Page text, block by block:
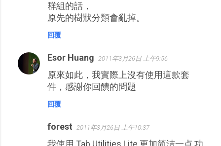
群組的話，
原先的樹狀分類會亂掉。
回覆
Esor Huang 2011年3月26日 上午9:56
原來如此，我實際上沒有使用這款套
件，感謝你回饋的問題
回覆
forest 2011年3月26日 上午10:37